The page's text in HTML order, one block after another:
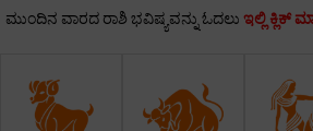
ಮುಂದಿನ ವಾರದ ರಾಶಿ ಭವಿಷ್ಯವನ್ನು ಓದಲು ಇಲ್ಲಿ ಕ್ಲಿಕ್